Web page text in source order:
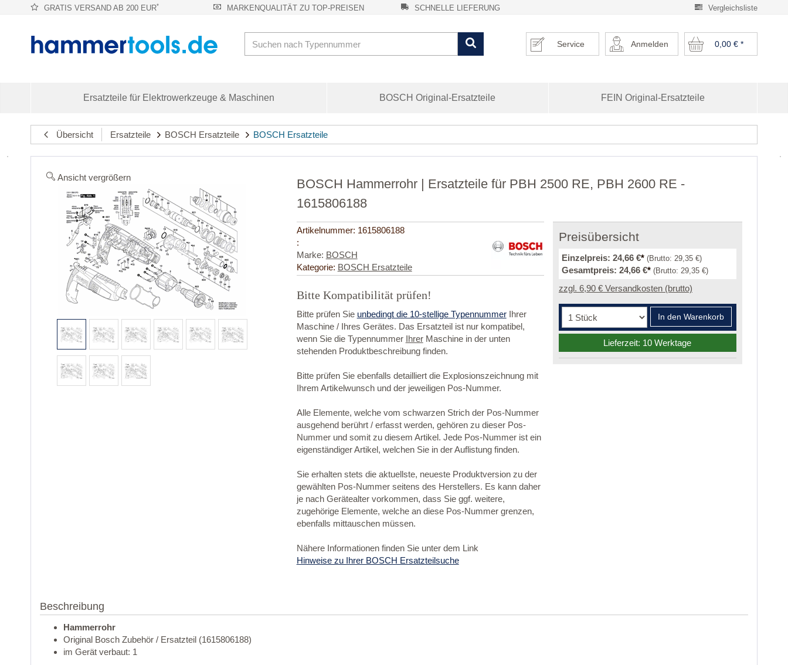
Vergleichsliste
GRATIS VERSAND AB 200 EUR* MARKENQUALITÄT ZU TOP-PREISEN SCHNELLE LIEFERUNG
0,00 €*
Anmelden
Service
Ersatzteile für Elektrowerkzeuge & Maschinen BOSCH Original-Ersatzteile FEIN Original-Ersatzteile
Übersicht Ersatzteile BOSCH Ersatzteile BOSCH Ersatzteile
Ansicht vergrößern
BOSCH Hammerrohr | Ersatzteile für PBH 2500 RE, PBH 2600 RE -
1615806188
Artikelnummer: 1615806188
:
Marke: BOSCH
Kategorie: BOSCH Ersatzteile
Bitte Kompatibilität prüfen!
Bitte prüfen Sie unbedingt die 10-stellige TypennummerIhrer
Maschine / Ihres Gerätes. Das Ersatzteil ist nur kompatibel,
wenn Sie die Typennummer IhrerMaschine in der unten
stehenden Produktbeschreibung finden.
Bitte prüfen Sie ebenfalls detailliert die Explosionszeichnung mit
Ihrem Artikelwunsch und der jeweiligen Pos-Nummer.
Alle Elemente, welche vom schwarzen Strich der Pos-Nummer
ausgehend berührt / erfasst werden, gehören zu dieser Pos-
Nummer und somit zu diesem Artikel. Jede Pos-Nummer ist ein
eigenständiger Artikel, welchen Sie in der Auflistung finden.
Sie erhalten stets die aktuellste, neueste Produktversion zu der
gewählten Pos-Nummer seitens des Herstellers. Es kann daher
je nach Gerätealter vorkommen, dass Sie ggf. weitere,
zugehörige Elemente, welche an diese Pos-Nummer grenzen,
ebenfalls mittauschen müssen.
Nähere Informationen finden Sie unter dem Link
Hinweise zu Ihrer BOSCH Ersatzteilsuche
Preisübersicht
Einzelpreis: 24,66 €* (Brutto: 29,35 €)
Gesamtpreis: 24,66 €* (Brutto: 29,35 €)
zzgl. 6,90 € Versandkosten (brutto)
In den Warenkorb
Lieferzeit: 10 Werktage
Beschreibung
Hammerrohr
Original Bosch Zubehör / Ersatzteil (1615806188)
im Gerät verbaut: 1